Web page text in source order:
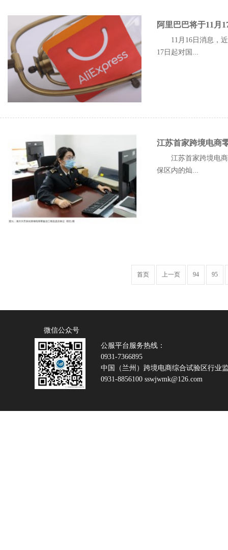
阿里巴巴将于11月
11月16日消息，
17日起对国...
江苏首家跨境电商
江苏首家跨境电
保区内的灿...
首页 上一页 94 95
微信公众号
公服平台服务热线：
0931-7366895
中国（兰州）跨境电商综合试验区行业
0931-8856100 sswjwmk@126.com